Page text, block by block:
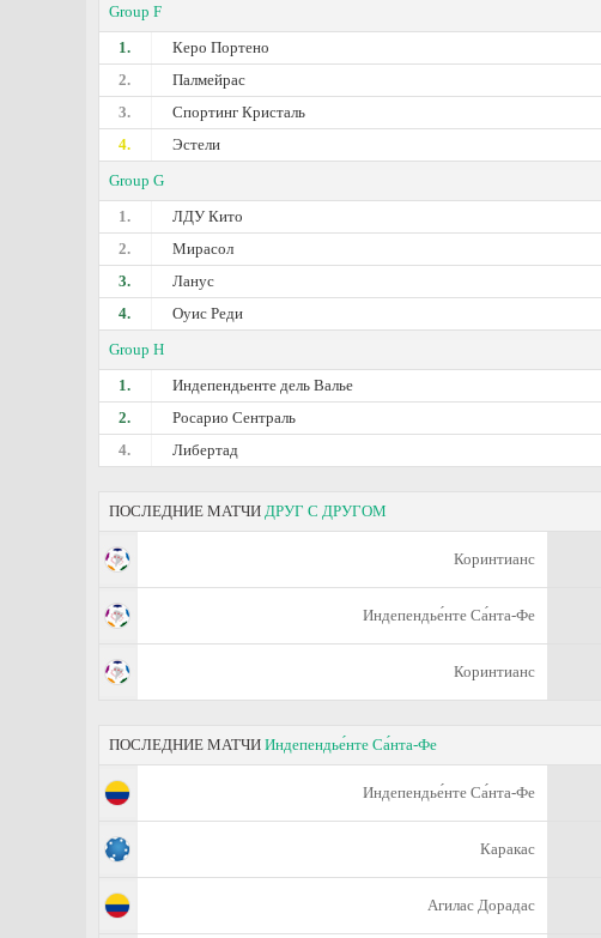
Group F
1.
Керо Портено
2.
Палмейрас
3.
Спортинг Кристаль
4.
Эстели
Group G
1.
ЛДУ Кито
2.
Мирасол
3.
Ланус
4.
Оуис Реди
Group H
1.
Индепендьенте дель Валье
2.
Росарио Сентраль
4.
Либертад
ПОСЛЕДНИЕ МАТЧИ ДРУГ С ДРУГОМ
Коринтианс
Индепендье́нте Са́нта-Фе
Коринтианс
ПОСЛЕДНИЕ МАТЧИ Индепендье́нте Са́нта-Фе
Индепендье́нте Са́нта-Фе
Каракас
Агилас Дорадас